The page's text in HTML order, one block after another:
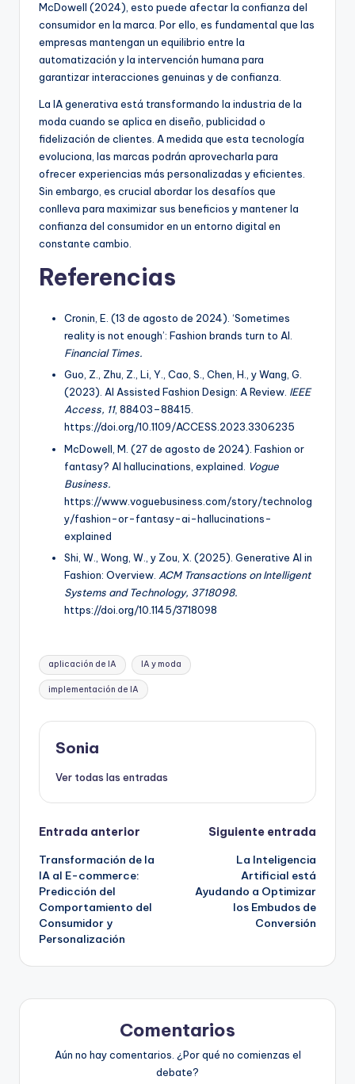
McDowell (2024), esto puede afectar la confianza del
consumidor en la marca. Por ello, es fundamental que las
empresas mantengan un equilibrio entre la
automatización y la intervención humana para
garantizar interacciones genuinas y de confianza.
La IA generativa está transformando la industria de la
moda cuando se aplica en diseño, publicidad o
fidelización de clientes. A medida que esta tecnología
evoluciona, las marcas podrán aprovecharla para
ofrecer experiencias más personalizadas y eficientes.
Sin embargo, es crucial abordar los desafíos que
conlleva para maximizar sus beneficios y mantener la
confianza del consumidor en un entorno digital en
constante cambio.
Referencias
Cronin, E. (13 de agosto de 2024). ‘Sometimes
reality is not enough’: Fashion brands turn to AI.
Financial Times.
Guo, Z., Zhu, Z., Li, Y., Cao, S., Chen, H., y Wang, G.
(2023). AI Assisted Fashion Design: A Review. IEEE
Access, 11, 88403–88415.
https://doi.org/10.1109/ACCESS.2023.3306235
McDowell, M. (27 de agosto de 2024). Fashion or
fantasy? AI hallucinations, explained. Vogue
Business.
https://www.voguebusiness.com/story/technolog
y/fashion-or-fantasy-ai-hallucinations-
explained
Shi, W., Wong, W., y Zou, X. (2025). Generative AI in
Fashion: Overview. ACM Transactions on Intelligent
Systems and Technology, 3718098.
https://doi.org/10.1145/3718098
Etiquetas:
aplicación de IA IA y moda
implementación de IA
Sonia
Ver todas las entradas
Navegación
de
entradas
Entrada anterior
Transformación de la
IA al E-commerce:
Predicción del
Comportamiento del
Consumidor y
Personalización
Siguiente entrada
La Inteligencia
Artificial está
Ayudando a Optimizar
los Embudos de
Conversión
Comentarios
Aún no hay comentarios. ¿Por qué no comienzas el
debate?